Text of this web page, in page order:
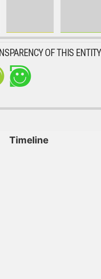
OF THIS
Timeline